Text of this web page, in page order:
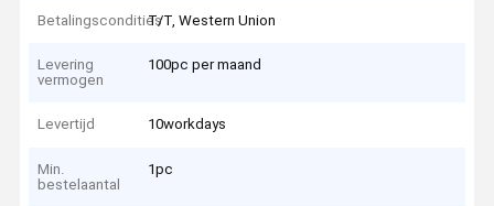
BetalingsconditiesT/T, Western Union
Levering
vermogen
100pc per maand
Levertijd 10workdays
Min.
bestelaantal
1pc